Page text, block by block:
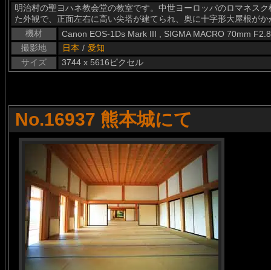
明治村の聖ヨハネ教会堂の教室です。中世ヨーロッパのロマネス
た外観で、正面左右に高い尖塔が建てられ、奥に十字形大屋根が
機材
Canon EOS-1Ds Mark III , SIGMA MACRO 70mm
撮影地
日本 / 愛知
サイズ
3744 x 5616ピクセル
No.16937 熊本城にて